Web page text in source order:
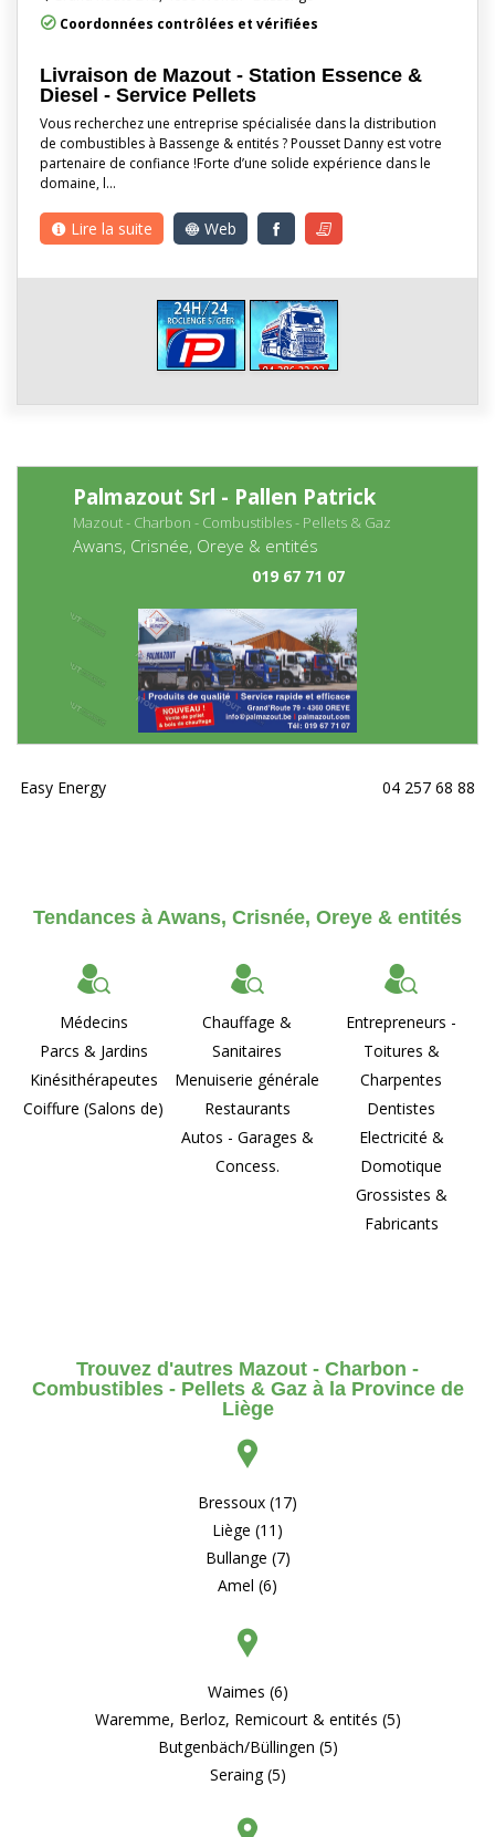
Coordonnées contrôlées et vérifiées
Livraison de Mazout - Station Essence &
Diesel - Service Pellets
Vous recherchez une entreprise spécialisée dans la distribution
de combustibles à Bassenge & entités ? Pousset Danny est votre
partenaire de confiance !Forte d’une solide expérience dans le
domaine, l…
Lire la suite Web
Palmazout Srl - Pallen Patrick
Mazout - Charbon - Combustibles - Pellets & Gaz
Awans, Crisnée, Oreye & entités
019 67 71 07
Easy Energy 04 257 68 88
Tendances à Awans, Crisnée, Oreye & entités
Médecins
Parcs & Jardins
Kinésithérapeutes
Coiffure (Salons de)
Chauffage &
Sanitaires
Menuiserie générale
Restaurants
Autos - Garages &
Concess.
Entrepreneurs -
Toitures &
Charpentes
Dentistes
Electricité &
Domotique
Grossistes &
Fabricants
Trouvez d'autres Mazout - Charbon -
Combustibles - Pellets & Gaz à la Province de
Liège
Bressoux (17)
Liège (11)
Bullange (7)
Amel (6)
Waimes (6)
Waremme, Berloz, Remicourt & entités (5)
Butgenbäch/Büllingen (5)
Seraing (5)